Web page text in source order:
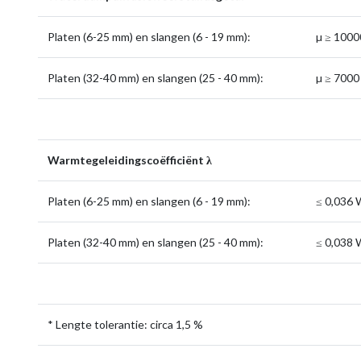
Platen (6-25 mm) en slangen (6 - 19 mm): µ ≥
Platen (32-40 mm) en slangen (25 - 40 mm): µ ≥ 7000
Warmtegeleidingscoëfficiënt λ
Platen (6-25 mm) en slangen (6 - 19 mm): ≤ 0,036
Platen (32-40 mm) en slangen (25 - 40 mm): ≤ 0,038
* Lengte tolerantie: circa 1,5 %